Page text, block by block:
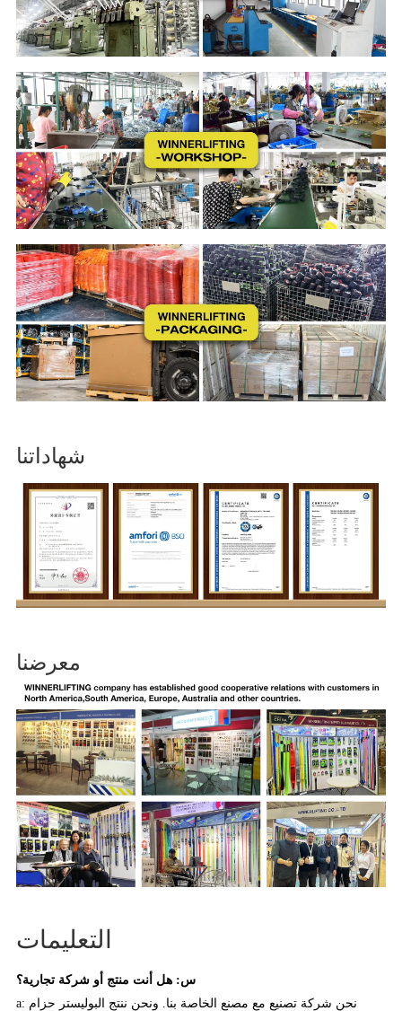
شهاداتنا
معرضنا
التعليمات
س: هل أنت منتج أو شركة تجارية؟
a: نحن شركة تصنيع مع مصنع الخاصة بنا. ونحن ننتج البوليستر حزام